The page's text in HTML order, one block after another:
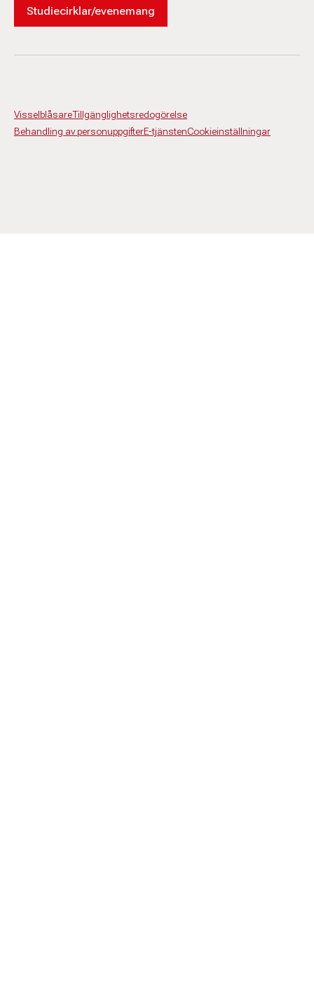
Studiecirklar/evenemang
VisselblåsareTillgänglighetsredogörelse
Behandling av personuppgifterE-tjänstenCookieinställningar